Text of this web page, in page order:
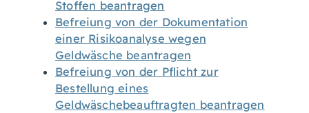
Stoffen beantragen
Befreiung von der Dokumentation
einer Risikoanalyse wegen
Geldwäsche beantragen
Befreiung von der Pflicht zur
Bestellung eines
Geldwäschebeauftragten beantragen